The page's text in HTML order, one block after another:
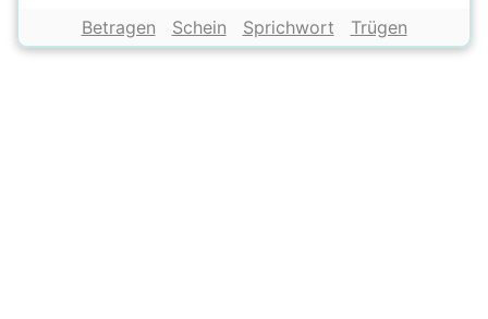
Betragen Schein Sprichwort Trügen